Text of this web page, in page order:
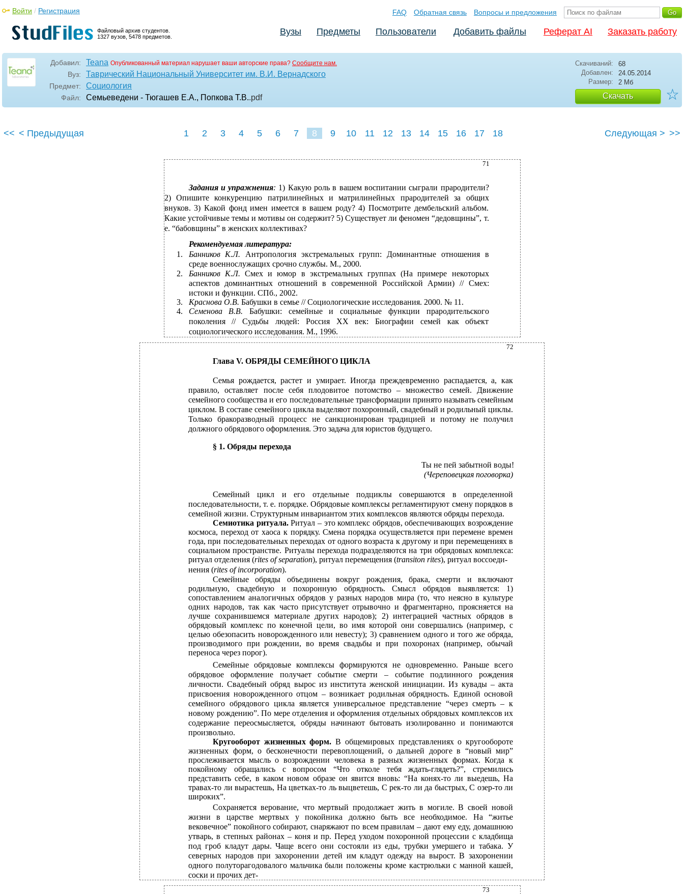
Файловый архив студентов.
1327 вузов, 5478 предметов.
Войти / Регистрация FAQ Обратная связь Вопросы и предложения
Вузы Предметы Пользователи Добавить файлы Реферат AI Заказать работу
Добавил: Teana Опубликованный материал нарушает ваши авторские права? Сообщите нам.
Вуз: Таврический Национальный Университет им. В.И. Вернадского
Предмет: Социология
Файл: Семьеведени - Тюгашев Е.А., Попкова Т.В..pdf
Скачиваний:
68
Добавлен:
24.05.2014
Размер:
2 Мб
Скачать ☆
<< < Предыдущая 1 2 3 4 5 6 7 8 9 10 11 12 13 14 15 16 17 18 Следующая > >>
71
Задания и упражнения: 1) Какую роль в вашем воспитании сыграли прародители?
2) Опишите конкуренцию патрилинейных и матрилинейных прародителей за общих
внуков. 3) Какой фонд имен имеется в вашем роду? 4) Посмотрите дембельский альбом.
Какие устойчивые темы и мотивы он содержит? 5) Существует ли феномен “дедовщины”, т.
е. “бабовщины” в женских коллективах?
Рекомендуемая литература:
1.
Банников К.Л. Антропология экстремальных групп: Доминантные отношения в
среде военнослужащих срочно службы. М., 2000.
2.
Банников К.Л. Смех и юмор в экстремальных группах (На примере некоторых
аспектов доминантных отношений в современной Российской Армии) // Смех:
истоки и функции. СПб., 2002.
3.
Краснова О.В. Бабушки в семье // Социологические исследования. 2000. № 11.
4.
Семенова В.В. Бабушки: семейные и социальные функции прародительского
поколения // Судьбы людей: Россия ХХ век: Биографии семей как объект
социологического исследования. М., 1996.
72
Глава V. ОБРЯДЫ СЕМЕЙНОГО ЦИКЛА
Семья рождается, растет и умирает. Иногда преждевременно распадается, а, как
правило, оставляет после себя плодовитое потомство – множество семей. Движение
семейного сообщества и его последовательные трансформации принято называть семейным
циклом. В составе семейного цикла выделяют похоронный, свадебный и родильный циклы.
Только бракоразводный процесс не санкционирован традицией и потому не получил
должного обрядового оформления. Это задача для юристов будущего.
§ 1. Обряды перехода
Ты не пей забытной воды!
(Череповецкая поговорка)
Семейный цикл и его отдельные подциклы совершаются в определенной
последовательности, т. е. порядке. Обрядовые комплексы регламентируют смену порядков в
семейной жизни. Структурным инвариантом этих комплексов являются обряды перехода.
Семиотика ритуала.Ритуал – это комплекс обрядов, обеспечивающих возрождение
космоса, переход от хаоса к порядку. Смена порядка осуществляется при перемене времен
года, при последовательных переходах от одного возраста к другому и при перемещениях в
социальном пространстве. Ритуалы перехода подразделяются на три обрядовых комплекса:
ритуал отделения (rites of separation), ритуал перемещения (transiton rites), ритуал воссоеди-
нения (rites of incorporation).
Семейные обряды объединены вокруг рождения, брака, смерти и включают
родильную, свадебную и похоронную обрядность. Смысл обрядов выявляется: 1)
сопоставлением аналогичных обрядов у разных народов мира (то, что неясно в культуре
одних народов, так как часто присутствует отрывочно и фрагментарно, проясняется на
лучше сохранившемся материале других народов); 2) интеграцией частных обрядов в
обрядовый комплекс по конечной цели, во имя которой они совершались (например, с
целью обезопасить новорожденного или невесту); 3) сравнением одного и того же обряда,
производимого при рождении, во время свадьбы и при похоронах (например, обычай
переноса через порог).
Семейные обрядовые комплексы формируются не одновременно. Раньше всего
обрядовое оформление получает событие смерти – событие подлинного рождения
личности. Свадебный обряд вырос из института женской инициации. Из кувады – акта
присвоения новорожденного отцом – возникает родильная обрядность. Единой основой
семейного обрядового цикла является универсальное представление “через смерть – к
новому рождению”. По мере отделения и оформления отдельных обрядовых комплексов их
содержание переосмысляется, обряды начинают бытовать изолированно и понимаются
произвольно.
Кругооборот жизненных форм.В общемировых представлениях о кругообороте
жизненных форм, о бесконечности перевоплощений, о дальней дороге в “новый мир”
прослеживается мысль о возрождении человека в разных жизненных формах. Когда к
покойному обращались с вопросом “Что отколе тебя ждать-глядеть?”, стремились
представить себе, в каком новом образе он явится вновь: “На конях-то ли выедешь, На
травах-то ли вырастешь, На цветках-то ль выцветешь, С рек-то ли да быстрых, С озер-то ли
широких”.
Сохраняется верование, что мертвый продолжает жить в могиле. В своей новой
жизни в царстве мертвых у покойника должно быть все необходимое. На “житье
вековечное” покойного собирают, снаряжают по всем правилам – дают ему еду, домашнюю
утварь, в степных районах – коня и пр. Перед уходом похоронной процессии с кладбища
под гроб кладут дары. Чаще всего они состояли из еды, трубки умершего и табака. У
северных народов при захоронении детей им кладут одежду на вырост. В захоронении
одного полуторагодовалого мальчика были положены кроме кастрюльки с манной кашей,
соски и прочих дет-
73